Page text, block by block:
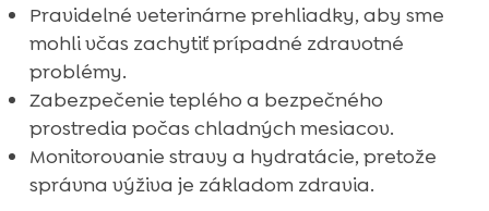
Pravidelné veterinárne prehliadky, aby sme
mohli včas zachytiť prípadné zdravotné
problémy.
Zabezpečenie teplého a bezpečného
prostredia počas chladných mesiacov.
Monitorovanie stravy a hydratácie, pretože
správna výživa je základom zdravia.